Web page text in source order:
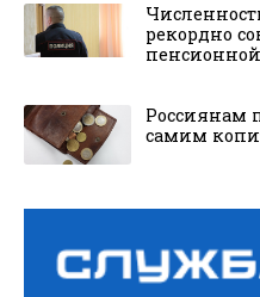
рекордно
Россиянам
самим